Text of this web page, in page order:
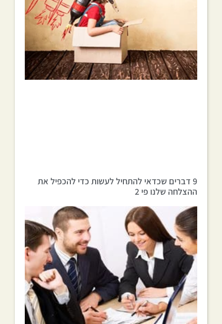
9 דברים שכדאי להתחיל לעשות כדי להכפיל את
ההצלחה שלנו פי 2